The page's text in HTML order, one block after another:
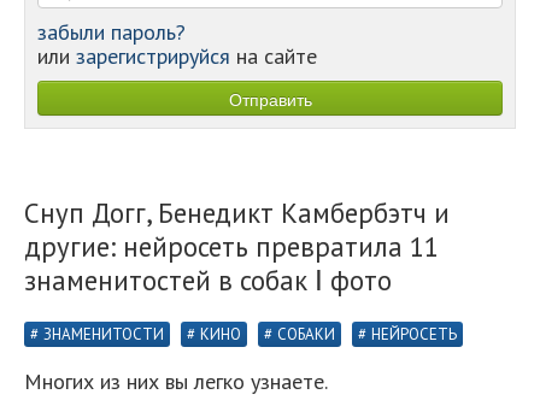
забыли пароль?
или зарегистрируйся на сайте
Снуп Догг, Бенедикт Камбербэтч и
другие: нейросеть превратила 11
знаменитостей в собак Ⅰ фото
ЗНАМЕНИТОСТИ КИНО СОБАКИ НЕЙРОСЕТЬ
Многих из них вы легко узнаете.